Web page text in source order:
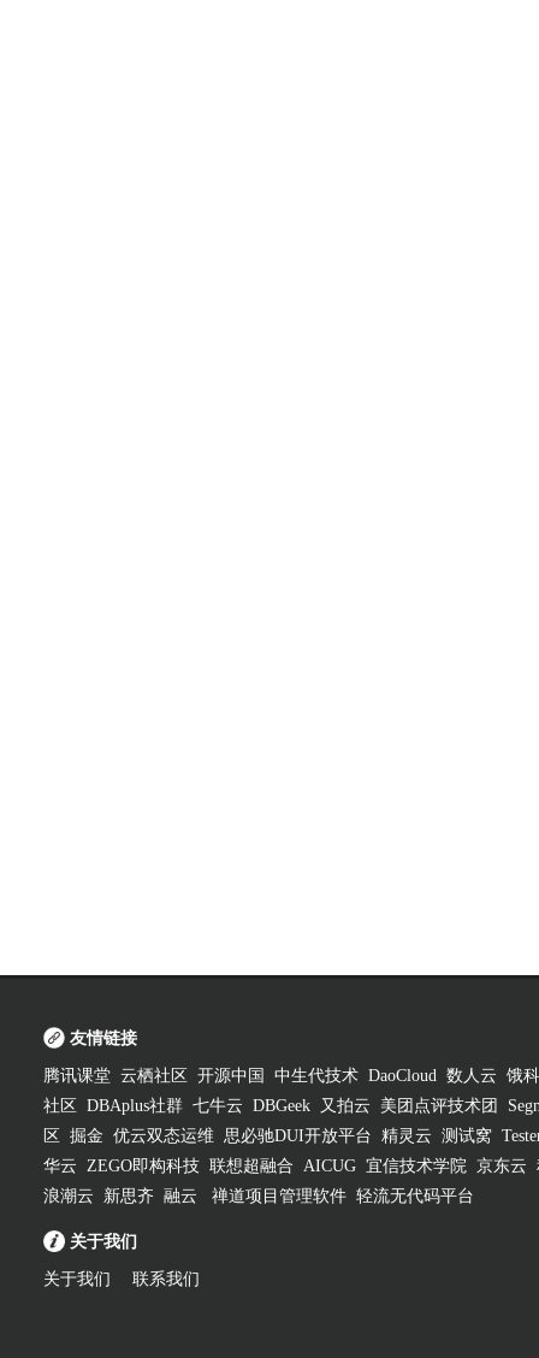
友情链接
腾讯课堂 云栖社区 开源中国 中生代技术 DaoCloud 数人云 饿
社区
DBAplus社群 七牛云 DBGeek 又拍云 美团点评技术团
区
掘金 优云双态运维 思必驰DUI开放平台 精灵云 测试窝
华云 ZEGO即构科技 联想超融合 AICUG 宜信技术学院 京东云
浪潮云
新思齐 融云 禅道项目管理软件 轻流无代码平台
关于我们
关于我们 联系我们